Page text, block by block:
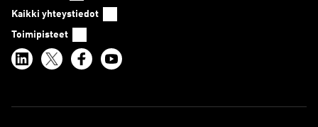
Kaikki yhteystiedot
Toimipisteet